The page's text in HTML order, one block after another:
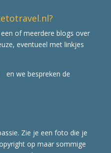
of meerdere blogs over
eventueel met linkjes
en we bespreken de
Zie je een foto die je
op maar sommige